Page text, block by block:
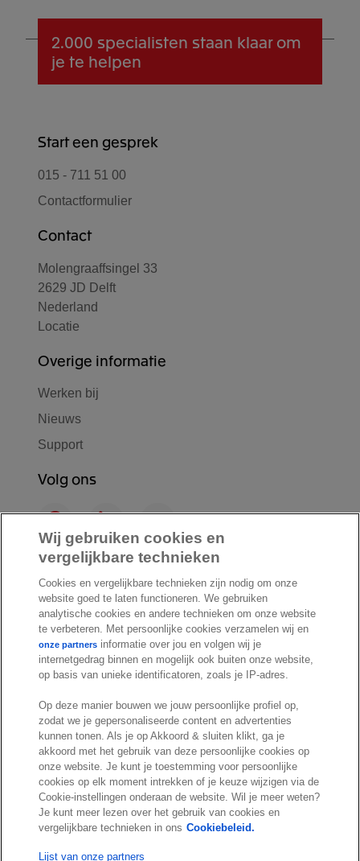
2.000 specialisten staan klaar om
je te helpen
Start een gesprek
015 - 711 51 00
Contactformulier
Contact
Molengraaffsingel 33
2629 JD Delft
Nederland
Locatie
Overige informatie
Werken bij
Nieuws
Support
Volg ons
F
a
b
o
k
L
n
k
e
I
n
Y
u
u
e
n
s
t
a
g
r
a
m
S
p
o
i
f
y
© Exact 2026
Cookie statement
Cookie settings
Marketing preferences
Disclaimer
Site conditions
Terms & conditions
Wij gebruiken cookies en
vergelijkbare technieken
Cookies en vergelijkbare technieken zijn nodig om onze
website goed te laten functioneren. We gebruiken
analytische cookies en andere technieken om onze website
te verbeteren. Met persoonlijke cookies verzamelen wij en
onze partners informatie over jou en volgen wij je
internetgedrag binnen en mogelijk ook buiten onze website,
op basis van unieke identificatoren, zoals je IP-adres.
Op deze manier bouwen we jouw persoonlijke profiel op,
zodat we je gepersonaliseerde content en advertenties
kunnen tonen. Als je op Akkoord & sluiten klikt, ga je
akkoord met het gebruik van deze persoonlijke cookies op
onze website. Je kunt je toestemming voor persoonlijke
cookies op elk moment intrekken of je keuze wijzigen via de
Cookie-instellingen onderaan de website. Wil je meer weten?
Je kunt meer lezen over het gebruik van cookies en
vergelijkbare technieken in ons Cookiebeleid.
Lijst van onze partners